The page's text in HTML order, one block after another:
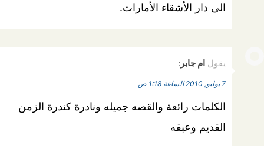
الى دار الأشقاء الأمارات.
يقول ام جابر :
7 يوليو, 2010 الساعة 1:18 ص
الكلمات رائعة والقصه جميله ونادرة كندرة الزمن
القديم وعبقه